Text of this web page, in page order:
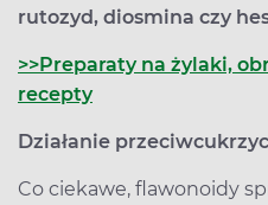
rutozyd, diosmina czy
>>Preparaty na żylaki,
recepty
Działanie
Co ciekawe, flawonoidy